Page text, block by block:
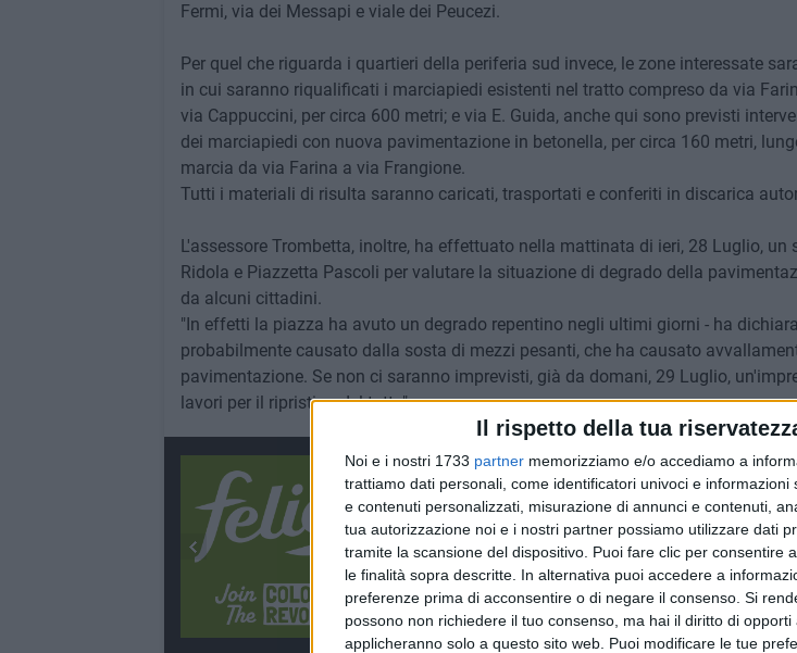
Il rispetto della tua
Noi e i nostri 1733 partner memorizziamo e/o accediamo a
trattiamo dati personali, come identificatori univoci e
e contenuti personalizzati, misurazione di annunci e contenuti,
tua autorizzazione noi e i nostri partner possiamo utilizzare dati
tramite la scansione del dispositivo. Puoi fare clic per consentire
le finalità sopra descritte. In alternativa puoi accedere a
preferenze prima di acconsentire o di negare il consenso. Si
possono non richiedere il tuo consenso, ma hai il diritto di
applicheranno solo a questo sito web. Puoi modificare le tue
Fermi, via dei Messapi e viale dei Peucezi.
Per quel che riguarda i quartieri della periferia sud invece, le zone interessate
in cui saranno riqualificati i marciapiedi esistenti nel tratto compreso da via
via Cappuccini, per circa 600 metri; e via E. Guida, anche qui sono previsti
dei marciapiedi con nuova pavimentazione in betonella, per circa 160 metri,
marcia da via Farina a via Frangione.
Tutti i materiali di risulta saranno caricati, trasportati e conferiti in discarica
L'assessore Trombetta, inoltre, ha effettuato nella mattinata di ieri, 28 Luglio, un
Ridola e Piazzetta Pascoli per valutare la situazione di degrado della
da alcuni cittadini.
"In effetti la piazza ha avuto un degrado repentino negli ultimi giorni - ha
probabilmente causato dalla sosta di mezzi pesanti, che ha causato
pavimentazione. Se non ci saranno imprevisti, già da domani, 29 Luglio,
lavori per il ripristino del tutto".